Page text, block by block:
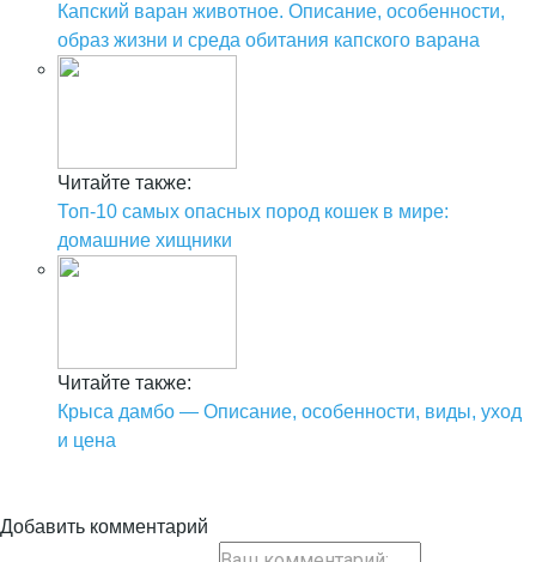
Капский варан животное. Описание, особенности,
образ жизни и среда обитания капского варана
Читайте также:
Топ-10 самых опасных пород кошек в мире:
домашние хищники
Читайте также:
Крыса дамбо — Описание, особенности, виды, уход
и цена
Добавить комментарий